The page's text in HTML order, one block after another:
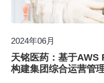
2024年06月
天铭医药：基于AWS
构建集团综合运营管